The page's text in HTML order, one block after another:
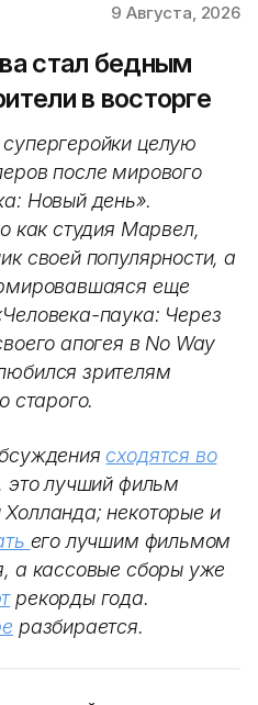
9 Августа, 2026
стал бедным
в восторге
целую
после мирового
Новый день».
как студия Марвел,
своей популярности, а
еще
паука: Через
апогея в No Way
зрителям
старого.
сходятся во
это лучший фильм
некоторые и
его лучшим фильмом
а кассовые сборы уже
рекорды года.
разбирается.